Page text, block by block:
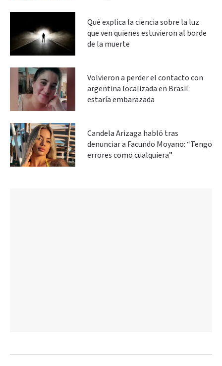
Qué explica la ciencia sobre la luz
que ven quienes estuvieron al borde
de la muerte
Volvieron a perder el contacto con
argentina localizada en Brasil:
estaría embarazada
Candela Arizaga habló tras
denunciar a Facundo Moyano: “Tengo
errores como cualquiera”